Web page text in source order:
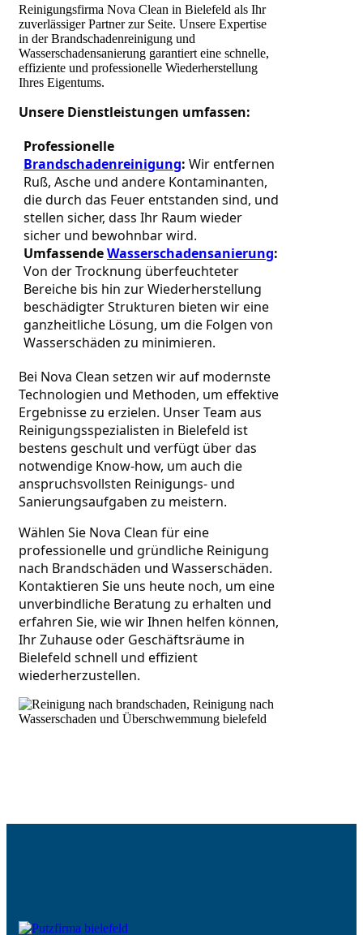
Reinigungsfirma Nova Clean in Bielefeld als Ihr
zuverlässiger Partner zur Seite. Unsere Expertise
in der Brandschadenreinigung und
Wasserschadensanierung garantiert eine schnelle,
effiziente und professionelle Wiederherstellung
Ihres Eigentums.
Unsere Dienstleistungen umfassen:
Brandschadenreinigung: Wir entfernen
Ruß, Asche und andere Kontaminanten,
die durch das Feuer entstanden sind, und
stellen sicher, dass Ihr Raum wieder
sicher und bewohnbar wird.
Umfassende Wasserschadensanierung:
Von der Trocknung überfeuchteter
Bereiche bis hin zur Wiederherstellung
beschädigter Strukturen bieten wir eine
ganzheitliche Lösung, um die Folgen von
Wasserschäden zu minimieren.
Bei Nova Clean setzen wir auf modernste
Technologien und Methoden, um effektive
Ergebnisse zu erzielen. Unser Team aus
Reinigungsspezialisten in Bielefeld ist
bestens geschult und verfügt über das
notwendige Know-how, um auch die
anspruchsvollsten Reinigungs- und
Sanierungsaufgaben zu meistern.
Wählen Sie Nova Clean für eine
professionelle und gründliche Reinigung
nach Brandschäden und Wasserschäden.
Kontaktieren Sie uns heute noch, um eine
unverbindliche Beratung zu erhalten und
erfahren Sie, wie wir Ihnen helfen können,
Ihr Zuhause oder Geschäftsräume in
Bielefeld schnell und effizient
wiederherzustellen.